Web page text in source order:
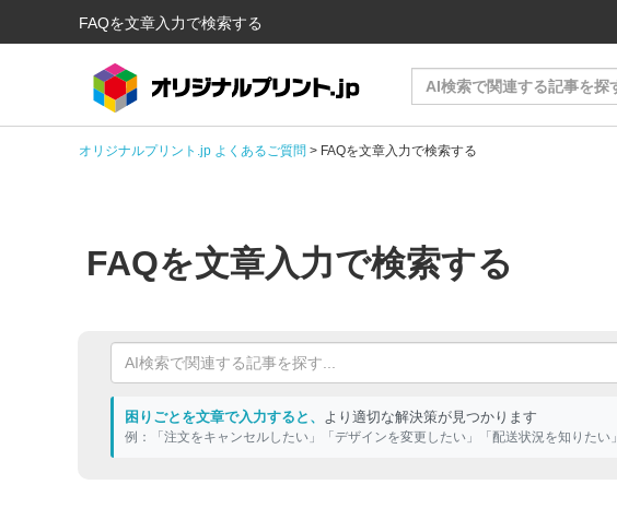
FAQを文章入力で検索する
オリジナルプリント.jp よくあるご質問 > FAQを文章入力で検索する
FAQを文章入力で検索する
困りごとを文章で入力すると、 より適切な解決策が見つかります
例：「注文をキャンセルしたい」「デザインを変更したい」「配送状況を知りたい」